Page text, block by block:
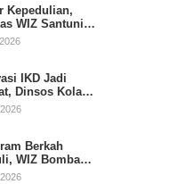
Kepedulian,
WIZ Santuni
Yatim dan
IKD Jadi
Dinsos Kolaka
Berkah
WIZ Bombana
Lansia dan